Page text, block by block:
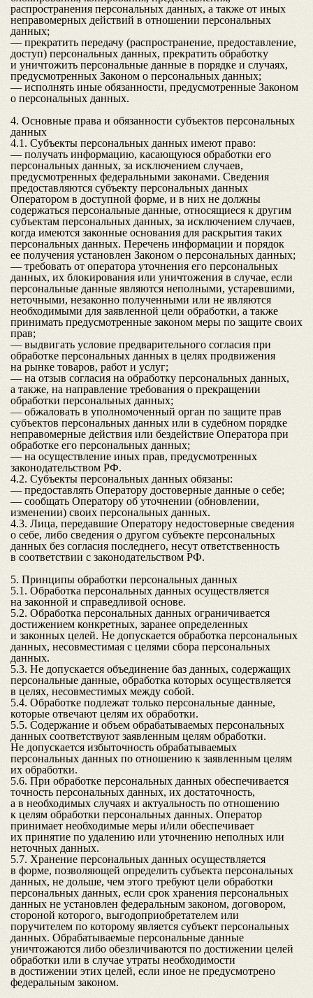
распространения персональных данных, а также от иных
неправомерных действий в отношении персональных
данных;
— прекратить передачу (распространение, предоставление,
доступ) персональных данных, прекратить обработку
и уничтожить персональные данные в порядке и случаях,
предусмотренных Законом о персональных данных;
— исполнять иные обязанности, предусмотренные Законом
о персональных данных.
4. Основные права и обязанности субъектов персональных
данных
4.1. Субъекты персональных данных имеют право:
— получать информацию, касающуюся обработки его
персональных данных, за исключением случаев,
предусмотренных федеральными законами. Сведения
предоставляются субъекту персональных данных
Оператором в доступной форме, и в них не должны
содержаться персональные данные, относящиеся к другим
субъектам персональных данных, за исключением случаев,
когда имеются законные основания для раскрытия таких
персональных данных. Перечень информации и порядок
ее получения установлен Законом о персональных данных;
— требовать от оператора уточнения его персональных
данных, их блокирования или уничтожения в случае, если
персональные данные являются неполными, устаревшими,
неточными, незаконно полученными или не являются
необходимыми для заявленной цели обработки, а также
принимать предусмотренные законом меры по защите своих
прав;
— выдвигать условие предварительного согласия при
обработке персональных данных в целях продвижения
на рынке товаров, работ и услуг;
— на отзыв согласия на обработку персональных данных,
а также, на направление требования о прекращении
обработки персональных данных;
— обжаловать в уполномоченный орган по защите прав
субъектов персональных данных или в судебном порядке
неправомерные действия или бездействие Оператора при
обработке его персональных данных;
— на осуществление иных прав, предусмотренных
законодательством РФ.
4.2. Субъекты персональных данных обязаны:
— предоставлять Оператору достоверные данные о себе;
— сообщать Оператору об уточнении (обновлении,
изменении) своих персональных данных.
4.3. Лица, передавшие Оператору недостоверные сведения
о себе, либо сведения о другом субъекте персональных
данных без согласия последнего, несут ответственность
в соответствии с законодательством РФ.
5. Принципы обработки персональных данных
5.1. Обработка персональных данных осуществляется
на законной и справедливой основе.
5.2. Обработка персональных данных ограничивается
достижением конкретных, заранее определенных
и законных целей. Не допускается обработка персональных
данных, несовместимая с целями сбора персональных
данных.
5.3. Не допускается объединение баз данных, содержащих
персональные данные, обработка которых осуществляется
в целях, несовместимых между собой.
5.4. Обработке подлежат только персональные данные,
которые отвечают целям их обработки.
5.5. Содержание и объем обрабатываемых персональных
данных соответствуют заявленным целям обработки.
Не допускается избыточность обрабатываемых
персональных данных по отношению к заявленным целям
их обработки.
5.6. При обработке персональных данных обеспечивается
точность персональных данных, их достаточность,
а в необходимых случаях и актуальность по отношению
к целям обработки персональных данных. Оператор
принимает необходимые меры и/или обеспечивает
их принятие по удалению или уточнению неполных или
неточных данных.
5.7. Хранение персональных данных осуществляется
в форме, позволяющей определить субъекта персональных
данных, не дольше, чем этого требуют цели обработки
персональных данных, если срок хранения персональных
данных не установлен федеральным законом, договором,
стороной которого, выгодоприобретателем или
поручителем по которому является субъект персональных
данных. Обрабатываемые персональные данные
уничтожаются либо обезличиваются по достижении целей
обработки или в случае утраты необходимости
в достижении этих целей, если иное не предусмотрено
федеральным законом.